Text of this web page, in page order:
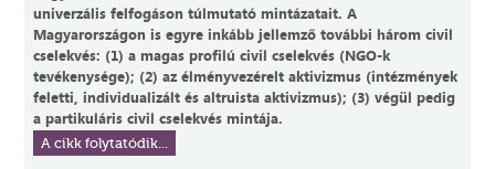
univerzális felfogáson túlmutató mintázatait. A
Magyarországon is egyre inkább jellemző további három civil
cselekvés: (1) a magas profilú civil cselekvés (NGO-k
tevékenysége); (2) az élményvezérelt aktivizmus (intézmények
feletti, individualizált és altruista aktivizmus); (3) végül pedig
a partikuláris civil cselekvés mintája.
A cikk folytatódik...